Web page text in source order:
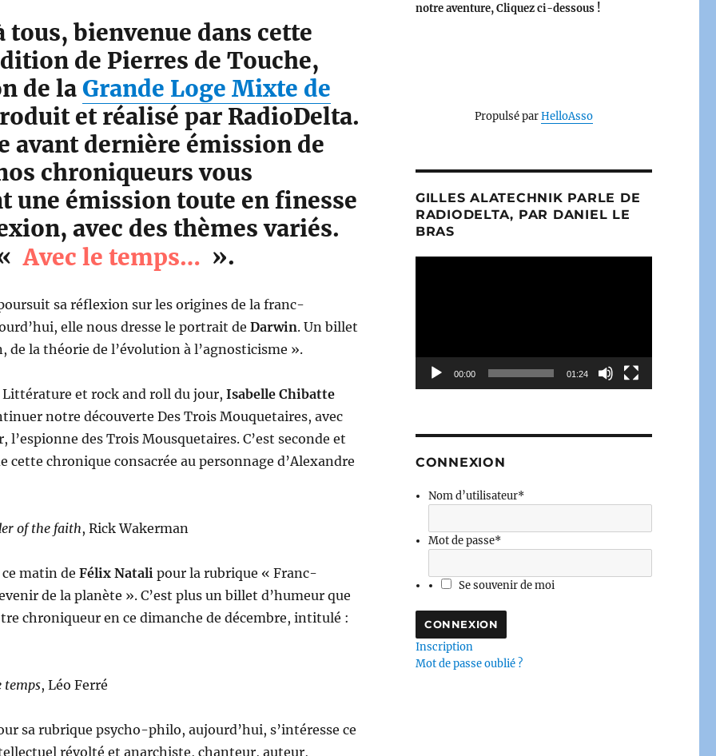
tous, bienvenue dans cette
de Pierres de Touche,
de laGrande Loge Mixte de
et réalisé par RadioDelta.
avant dernière émission de
chroniqueurs vous
une émission toute en finesse
avec des thèmes variés.
Avec le temps… ».
sa réflexion sur les origines de la franc-
elle nous dresse le portrait de Darwin. Un billet
la théorie de l’évolution à l’agnosticisme ».
Littérature et rock and roll du jour, Isabelle Chibatte
notre découverte Des Trois Mouquetaires, avec
l’espionne des Trois Mousquetaires. C’est seconde et
cette chronique consacrée au personnage d’Alexandre
of the faith, Rick Wakerman
matin de Félix Natalipour la rubrique « Franc-
de la planète ». C’est plus un billet d’humeur que
chroniqueur en ce dimanche de décembre, intitulé :
temps, Léo Ferré
sa rubrique psycho-philo, aujourd’hui, s’intéresse ce
révolté et anarchiste, chanteur, auteur,
notre aventure, Cliquez ci-dessous !
Propulsé parHelloAsso
GILLES ALATECHNIK PARLE DE
RADIODELTA, PAR DANIEL LE
BRAS
00:00 01:24
CONNEXION
Nom d’utilisateur*
Mot de passe*
Se souvenir de moi
Inscription
Mot de passe oublié ?